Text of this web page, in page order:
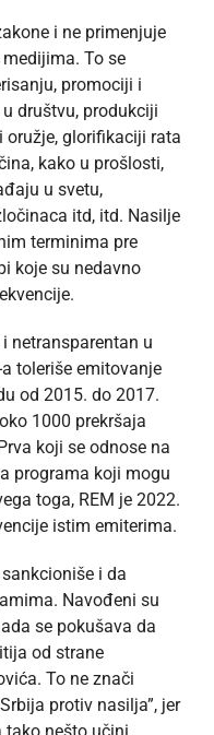
i ne primenjuje
To se
promociji i
društvu, produkciji
glorifikaciji rata
kako u prošlosti,
u svetu,
itd, itd. Nasilje
terminima pre
koje su nedavno
netransparentan u
toleriše emitovanje
od 2015. do 2017.
1000 prekršaja
koji se odnose na
programa koji mogu
toga, REM je 2022.
istim emiterima.
i da
Navođeni su
se pokušava da
od strane
To ne znači
protiv nasilja”, jer